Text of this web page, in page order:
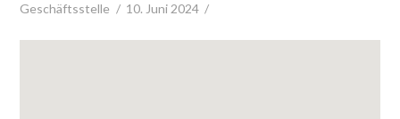
Geschäftsstelle 10. Juni 2024